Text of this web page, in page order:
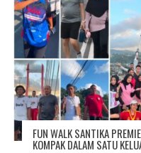
O
N
FUN WALK SANTIKA
KOMPAK DALAM SATU